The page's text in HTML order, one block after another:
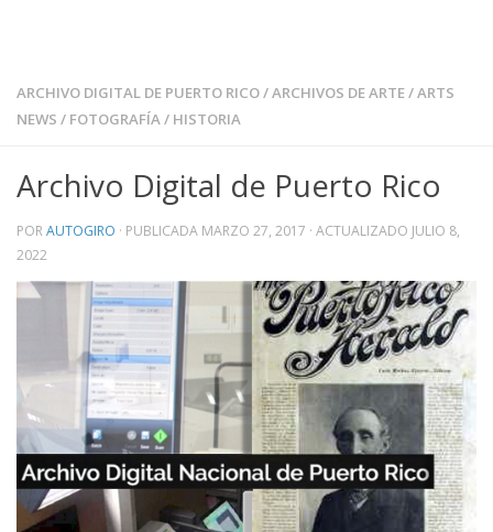
ARCHIVO DIGITAL DE PUERTO RICO/ARCHIVOS DE ARTE/ARTS
NEWS / FOTOGRAFÍA/ HISTORIA
Archivo Digital de Puerto Rico
PORAUTOGIRO · PUBLICADA MARZO 27, 2017 · ACTUALIZADO JULIO 8,
2022